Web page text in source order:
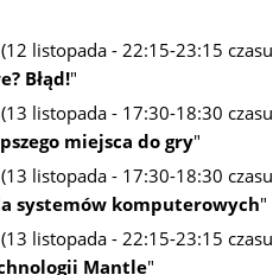
listopada - 22:15-23:15
Błąd!"
listopada - 17:30-18:30
miejsca do gry"
listopada - 17:30-18:30
systemów komputerowych"
listopada - 22:15-23:15
Mantle"